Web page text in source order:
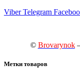
Viber Telegram
© Brovarynok
Метки товаров